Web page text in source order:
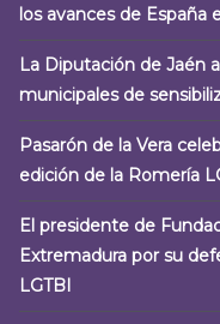
los avances de España
La Diputación de Jaén
municipales de
Pasarón de la Vera
edición de la Romería
El presidente de
Extremadura por su
LGTBI